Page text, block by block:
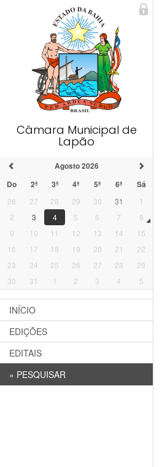
Câmara Municipal de
Lapão
Agosto 2026
Do
2ª 3ª 4ª 5ª 6ª Sá
26 27 28 29 30 31
1
2
3 4 5 6 7
8
9
10 11 12 13 14
15
16
17 18 19 20 21
22
23
24 25 26 27 28
29
30
31 1 2 3 4 5
INÍCIO
EDIÇÕES
EDITAIS
» PESQUISAR